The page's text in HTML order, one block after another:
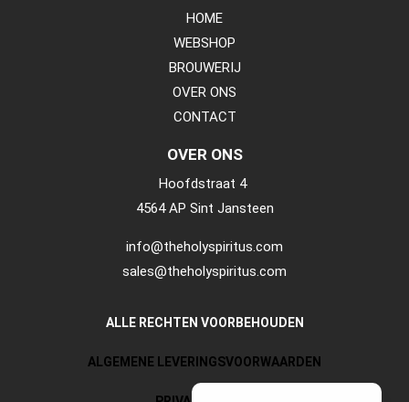
HOME
WEBSHOP
BROUWERIJ
OVER ONS
CONTACT
OVER ONS
Hoofdstraat 4
4564 AP Sint Jansteen
info@theholyspiritus.com
sales@theholyspiritus.com
ALLE RECHTEN VOORBEHOUDEN
ALGEMENE LEVERINGSVOORWAARDEN